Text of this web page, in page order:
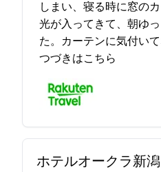
しまい、寝る時に窓の
光が入ってきて、朝ゆ
た。(カーテンに気付いてないだけ
つづきはこちら
ホテルオークラ新潟